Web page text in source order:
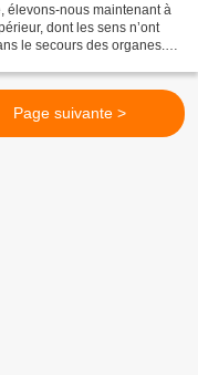
élevons-nous maintenant à
dont les sens n’ont
le secours des organes.
Page suivante >